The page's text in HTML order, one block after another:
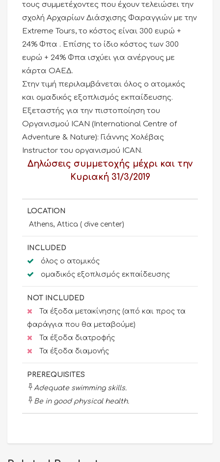
τους συμμετέχοντες που έχουν τελειώσει την
σχολή Αρχαρίων Διάσχισης Φαραγγιών με την
Extreme Tours, το κόστος είναι 300 ευρώ +
24% Φπα . Επίσης το ίδιο κόστος των 300
ευρώ + 24% Φπα ισχύει για ανέργους με
κάρτα ΟΑΕΔ.
Στην τιμή περιλαμβάνεται όλος ο ατομικός
και ομαδικός εξοπλισμός εκπαίδευσης.
Εξεταστής για την πιστοποίηση του
Οργανισμού ICAN (International Centre of
Adventure & Nature): Γιάννης Χολέβας
Instructor του οργανισμού ICAN.
Δηλώσεις συμμετοχής μέχρι και την
Κυριακή 31/3/2019
LOCATION
Athens, Attica ( dive center)
INCLUDED
όλος ο ατομικός
ομαδικός εξοπλισμός εκπαίδευσης
ΝΟΤ INCLUDED
Τα έξοδα μετακίνησης (από και προς τα
φαράγγια που θα μεταβούμε)
Τα έξοδα διατροφής
Τα έξοδα διαμονής
PREREQUISITES
Adequate swimming skills.
Be in good physical health.